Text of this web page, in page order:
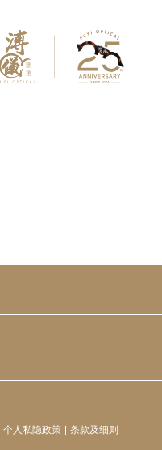
个人私隐政策 条款及细则